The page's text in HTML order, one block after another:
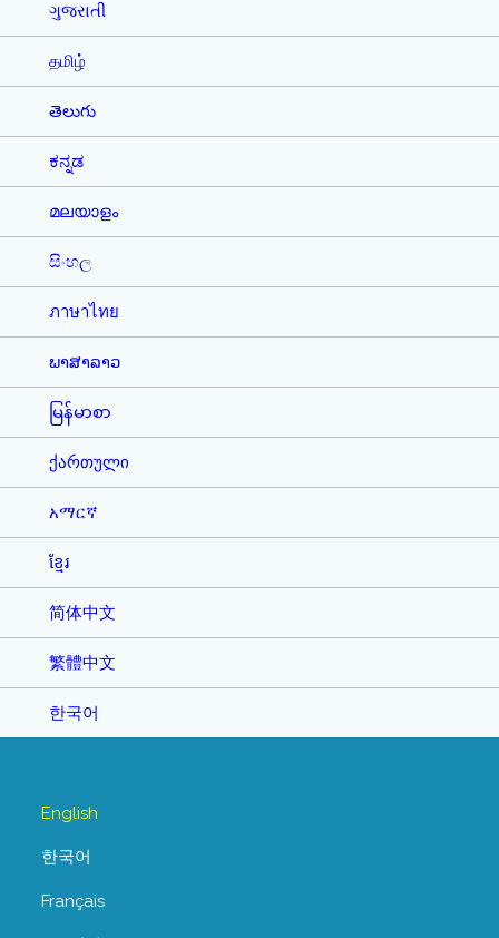
ગુજરાતી
தமிழ்
తెలుగు
ಕನ್ನಡ
മലയാളം
සිංහල
ภาษาไทย
ພາສາລາວ
မြန်မာစာ
ქართული
አማርኛ
ខ្មែរ
简体中文
繁體中文
한국어
English
한국어
Français